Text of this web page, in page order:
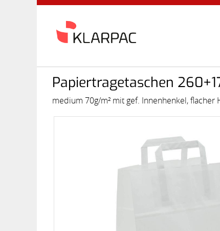
Papiertragetaschen
medium 70g/m² mit gef. Innenhenkel, flacher